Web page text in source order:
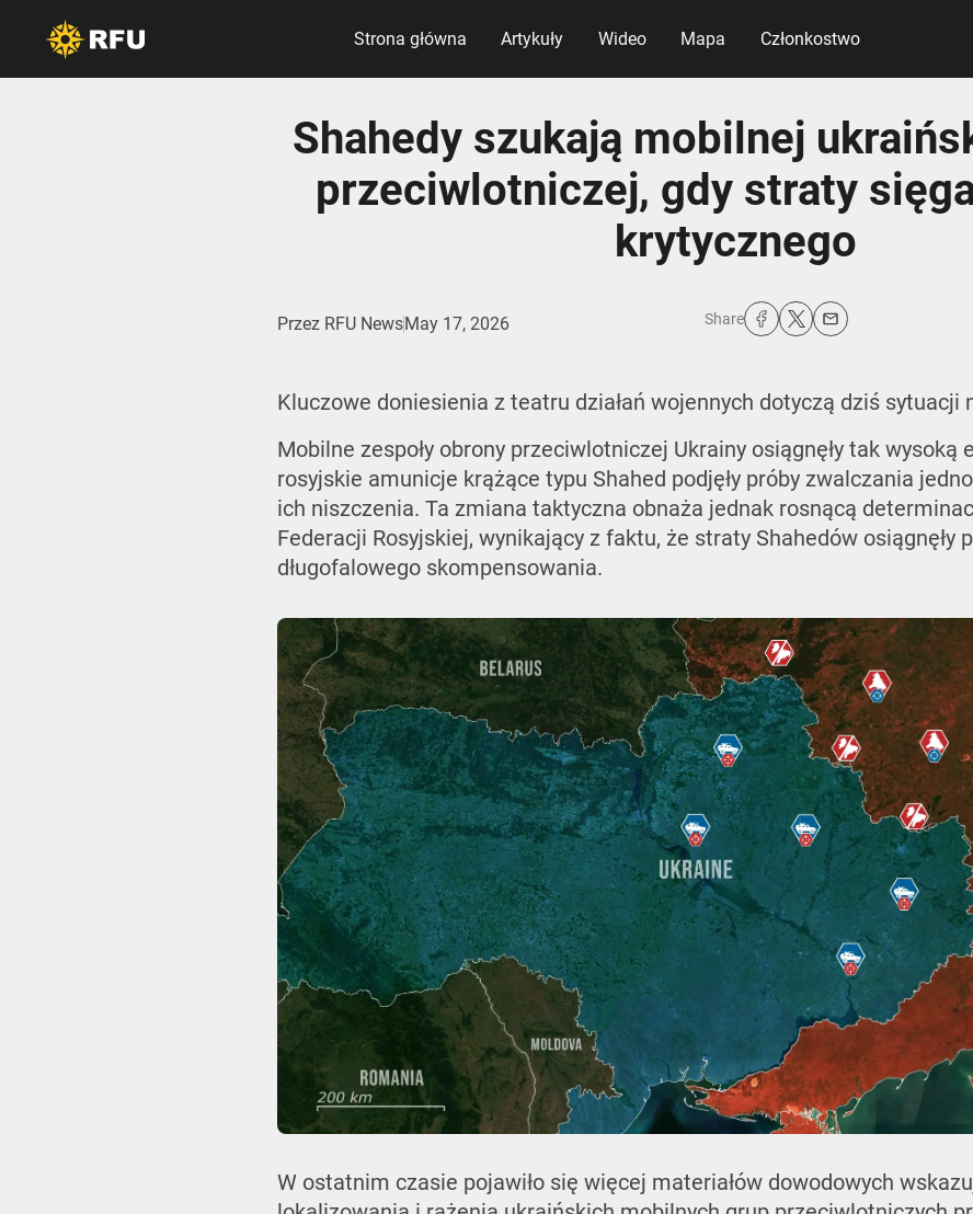
Strona główna Artykuły Wideo Mapa Członkostwo
Shahedy szukają mobilnej
przeciwlotniczej, gdy straty
krytycznego
Przez RFU NewsMay 17, 2026 Share
Kluczowe doniesienia z teatru działań wojennych dotyczą dziś sytuacji
Mobilne zespoły obrony przeciwlotniczej Ukrainy osiągnęły tak wysoką
rosyjskie amunicje krążące typu Shahed podjęły próby zwalczania
ich niszczenia. Ta zmiana taktyczna obnaża jednak rosnącą
Federacji Rosyjskiej, wynikający z faktu, że straty Shahedów osiągnęły
długofalowego skompensowania.
W ostatnim czasie pojawiło się więcej materiałów dowodowych